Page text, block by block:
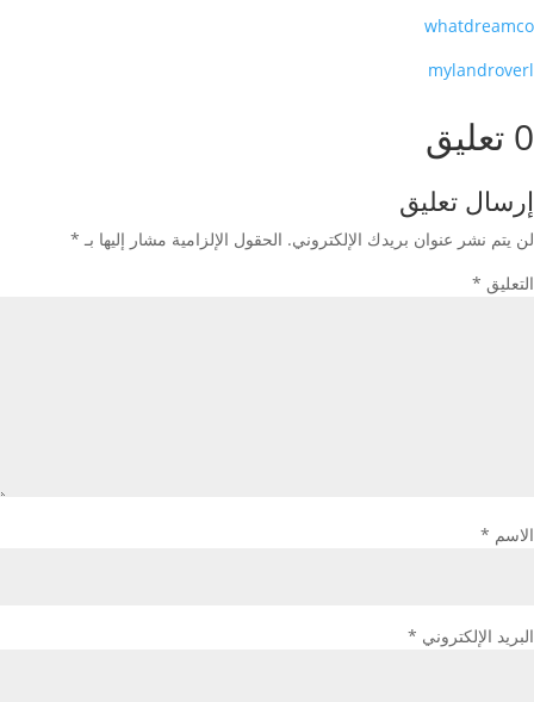
whatdreamco
mylandroverl
0 تعليق
إرسال تعليق
لن يتم نشر عنوان بريدك الإلكتروني. الحقول الإلزامية مشار إليها بـ *
التعليق *
الاسم *
البريد الإلكتروني *